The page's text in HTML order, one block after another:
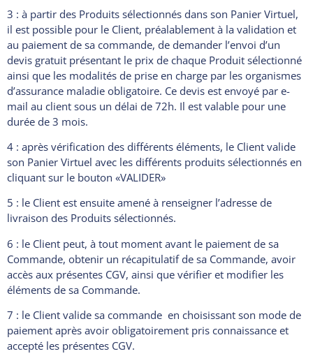
3 : à partir des Produits sélectionnés dans son Panier Virtuel,
il est possible pour le Client, préalablement à la validation et
au paiement de sa commande, de demander l’envoi d’un
devis gratuit présentant le prix de chaque Produit sélectionné
ainsi que les modalités de prise en charge par les organismes
d’assurance maladie obligatoire. Ce devis est envoyé par e-
mail au client sous un délai de 72h. Il est valable pour une
durée de 3 mois.
4 : après vérification des différents éléments, le Client valide
son Panier Virtuel avec les différents produits sélectionnés en
cliquant sur le bouton «VALIDER»
5 : le Client est ensuite amené à renseigner l’adresse de
livraison des Produits sélectionnés.
6 : le Client peut, à tout moment avant le paiement de sa
Commande, obtenir un récapitulatif de sa Commande, avoir
accès aux présentes CGV, ainsi que vérifier et modifier les
éléments de sa Commande.
7 : le Client valide sa commande en choisissant son mode de
paiement après avoir obligatoirement pris connaissance et
accepté les présentes CGV.